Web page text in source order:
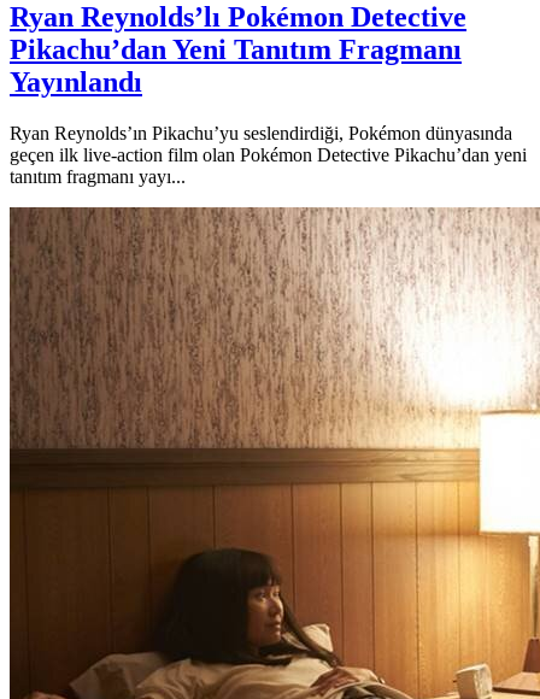
Ryan Reynolds’lı Pokémon Detective
Pikachu’dan Yeni Tanıtım Fragmanı
Yayınlandı
Ryan Reynolds’ın Pikachu’yu seslendirdiği, Pokémon dünyasında
geçen ilk live-action film olan Pokémon Detective Pikachu’dan yeni
tanıtım fragmanı yayı...